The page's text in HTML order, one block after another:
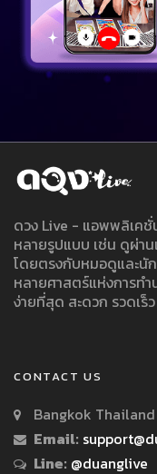
ดวง Live - แอพพลิเค
หลายรูปแบบ เช่น ดูผ่า
โดยตรงกับหมอดูและนั
หลายศาสตร์แห่งการท
ง่ายที่สุด สะดวก รวดเร็
CONTACT US
Bangkok Thailand
Email:
Line: @duanglive